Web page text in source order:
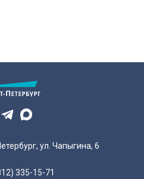
ул. Чапыгина, 6
335-15-71